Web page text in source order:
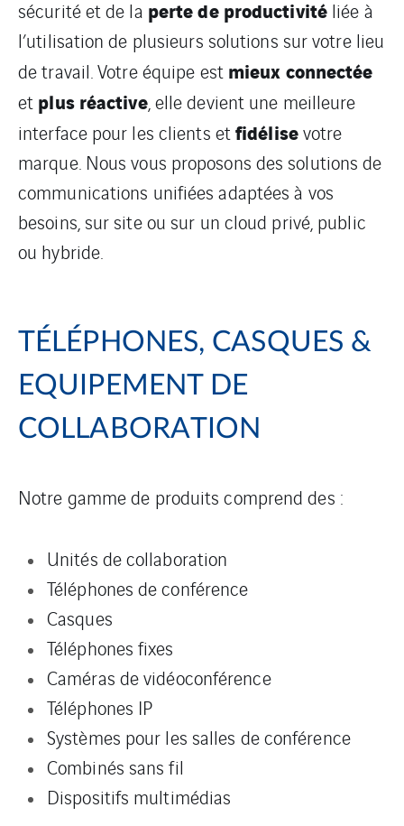
sécurité et de la perte de productivitéliée à
l’utilisation de plusieurs solutions sur votre lieu
de travail. Votre équipe est mieux connectée
et plus réactive, elle devient une meilleure
interface pour les clients etfidélisevotre
marque. Nous vous proposons des solutions de
communications unifiées adaptées à vos
besoins, sur site ou sur un cloud privé, public
ou hybride.
TÉLÉPHONES, CASQUES &
EQUIPEMENT DE
COLLABORATION
Notre gamme de produits comprend des :
Unités de collaboration
Téléphones de conférence
Casques
Téléphones fixes
Caméras de vidéoconférence
Téléphones IP
Systèmes pour les salles de conférence
Combinés sans fil
Dispositifs multimédias